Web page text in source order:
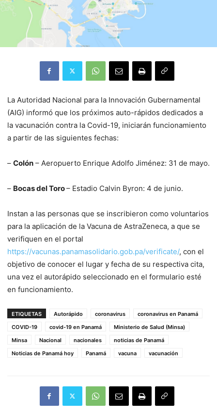
La Autoridad Nacional para la Innovación Gubernamental
(AIG) informó que los próximos auto-rápidos dedicados a
la vacunación contra la Covid-19, iniciarán funcionamiento
a partir de las siguientes fechas:
– Colón – Aeropuerto Enrique Adolfo Jiménez: 31 de mayo.
– Bocas del Toro– Estadio Calvin Byron: 4 de junio.
Instan a las personas que se inscribieron como voluntarios
para la aplicación de la Vacuna de AstraZeneca, a que se
verifiquen en el portal
https://vacunas.panamasolidario.gob.pa/verificate/, con el
objetivo de conocer el lugar y fecha de su respectiva cita,
una vez el autorápido seleccionado en el formulario esté
en funcionamiento.
ETIQUETAS Autorápido coronavirus
coronavirus en Panamá
COVID-19
covid-19 en Panamá
Ministerio de Salud (Minsa)
Minsa
Nacional nacionales
noticias de Panamá
Noticias de Panamá hoy
Panamá vacuna vacunación